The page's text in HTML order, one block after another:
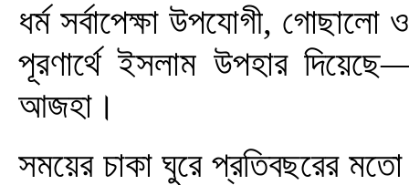
ধর্ম সর্বাপেক্ষা উপযোগী,
পূরণার্থে ইসলাম উপহার
আজহা।
সময়ের চাকা ঘুরে প্রতিবছরের